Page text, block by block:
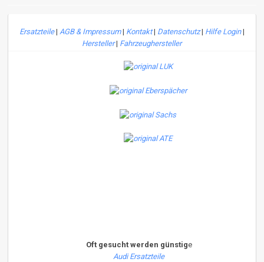
Ersatzteile| AGB & Impressum| Kontakt| Datenschutz| Hilfe Login|
Hersteller| Fahrzeughersteller
Oft gesucht werden günstige
Audi Ersatzteile